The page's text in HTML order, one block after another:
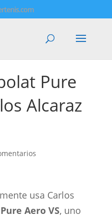
Pure
Alcaraz
usa Carlos
Aero VS, uno